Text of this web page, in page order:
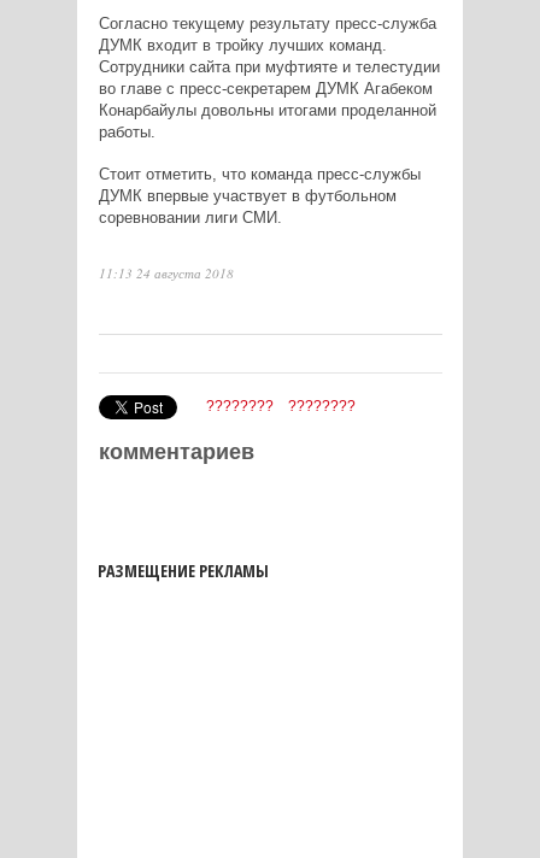
Согласно текущему результату пресс-служба
ДУМК входит в тройку лучших команд.
Сотрудники сайта при муфтияте и телестудии
во главе с пресс-секретарем ДУМК Агабеком
Конарбайулы довольны итогами проделанной
работы.
Стоит отметить, что команда пресс-службы
ДУМК впервые участвует в футбольном
соревновании лиги СМИ.
11:13 24 августа 2018
???????? ????????
комментариев
РАЗМЕЩЕНИЕ РЕКЛАМЫ